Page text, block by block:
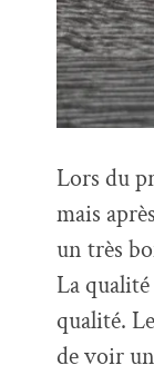
Lors du
mais
un très
La
qualité.
de voir